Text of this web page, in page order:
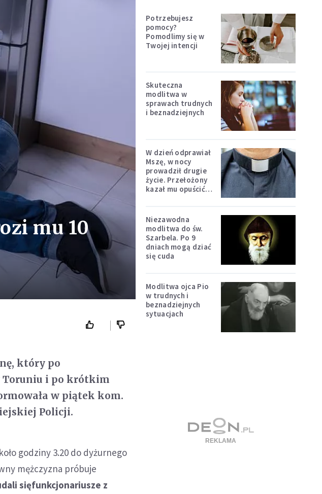
mu 10
który po
Toruniu i po krótkim
w piątek kom.
Policji.
godziny 3.20 do dyżurnego
mężczyzna próbuje
sięfunkcjonariusze z
Potrzebujesz
pomocy?
Pomodlimy się w
Twojej intencji
Skuteczna
modlitwa w
sprawach trudnych
i beznadziejnych
W dzień odprawiał
Mszę, w nocy
prowadził drugie
życie. Przełożony
kazał mu opuścić
Niezawodna
modlitwa do św.
Szarbela. Po 9
dniach mogą dziać
się cuda
Modlitwa ojca Pio
w trudnych i
beznadziejnych
sytuacjach